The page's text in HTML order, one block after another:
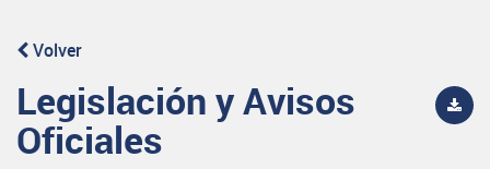
Volver
Legislación y Avisos
Oficiales